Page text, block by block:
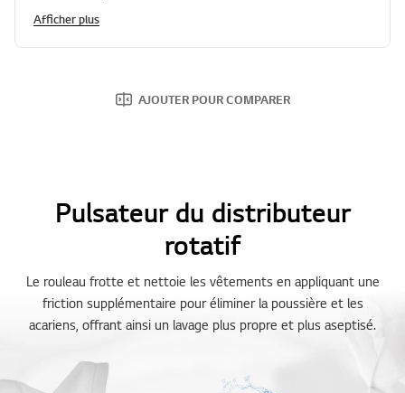
Afficher plus
AJOUTER POUR COMPARER
Pulsateur du distributeur
rotatif
Le rouleau frotte et nettoie les vêtements en appliquant une
friction supplémentaire pour éliminer la poussière et les
acariens, offrant ainsi un lavage plus propre et plus aseptisé.